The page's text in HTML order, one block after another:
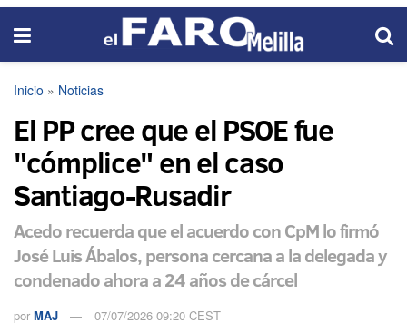
Inicio » Noticias
El PP cree que el PSOE fue
"cómplice" en el caso
Santiago-Rusadir
Acedo recuerda que el acuerdo con CpM lo firmó
José Luis Ábalos, persona cercana a la delegada y
condenado ahora a 24 años de cárcel
por MAJ 07/07/2026 09:20 CEST